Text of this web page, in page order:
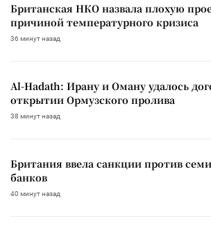
Британская НКО назвала плохую
причиной температурного кризиса
36 минут назад
Al-Hadath: Ирану и Оману удалось
открытии Ормузского пролива
38 минут назад
Британия ввела санкции против
банков
40 минут назад